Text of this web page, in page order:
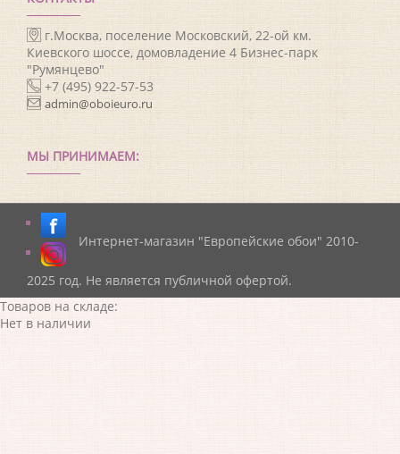
г.Москва, поселение Московский, 22-ой км.
Киевского шоссе, домовладение 4 Бизнес-парк
"Румянцево"
+7 (495) 922-57-53
admin@oboieuro.ru
МЫ ПРИНИМАЕМ:
Интернет-магазин "Европейские обои" 2010-
2025 год. Не является публичной офертой.
Товаров на складе:
Нет в наличии